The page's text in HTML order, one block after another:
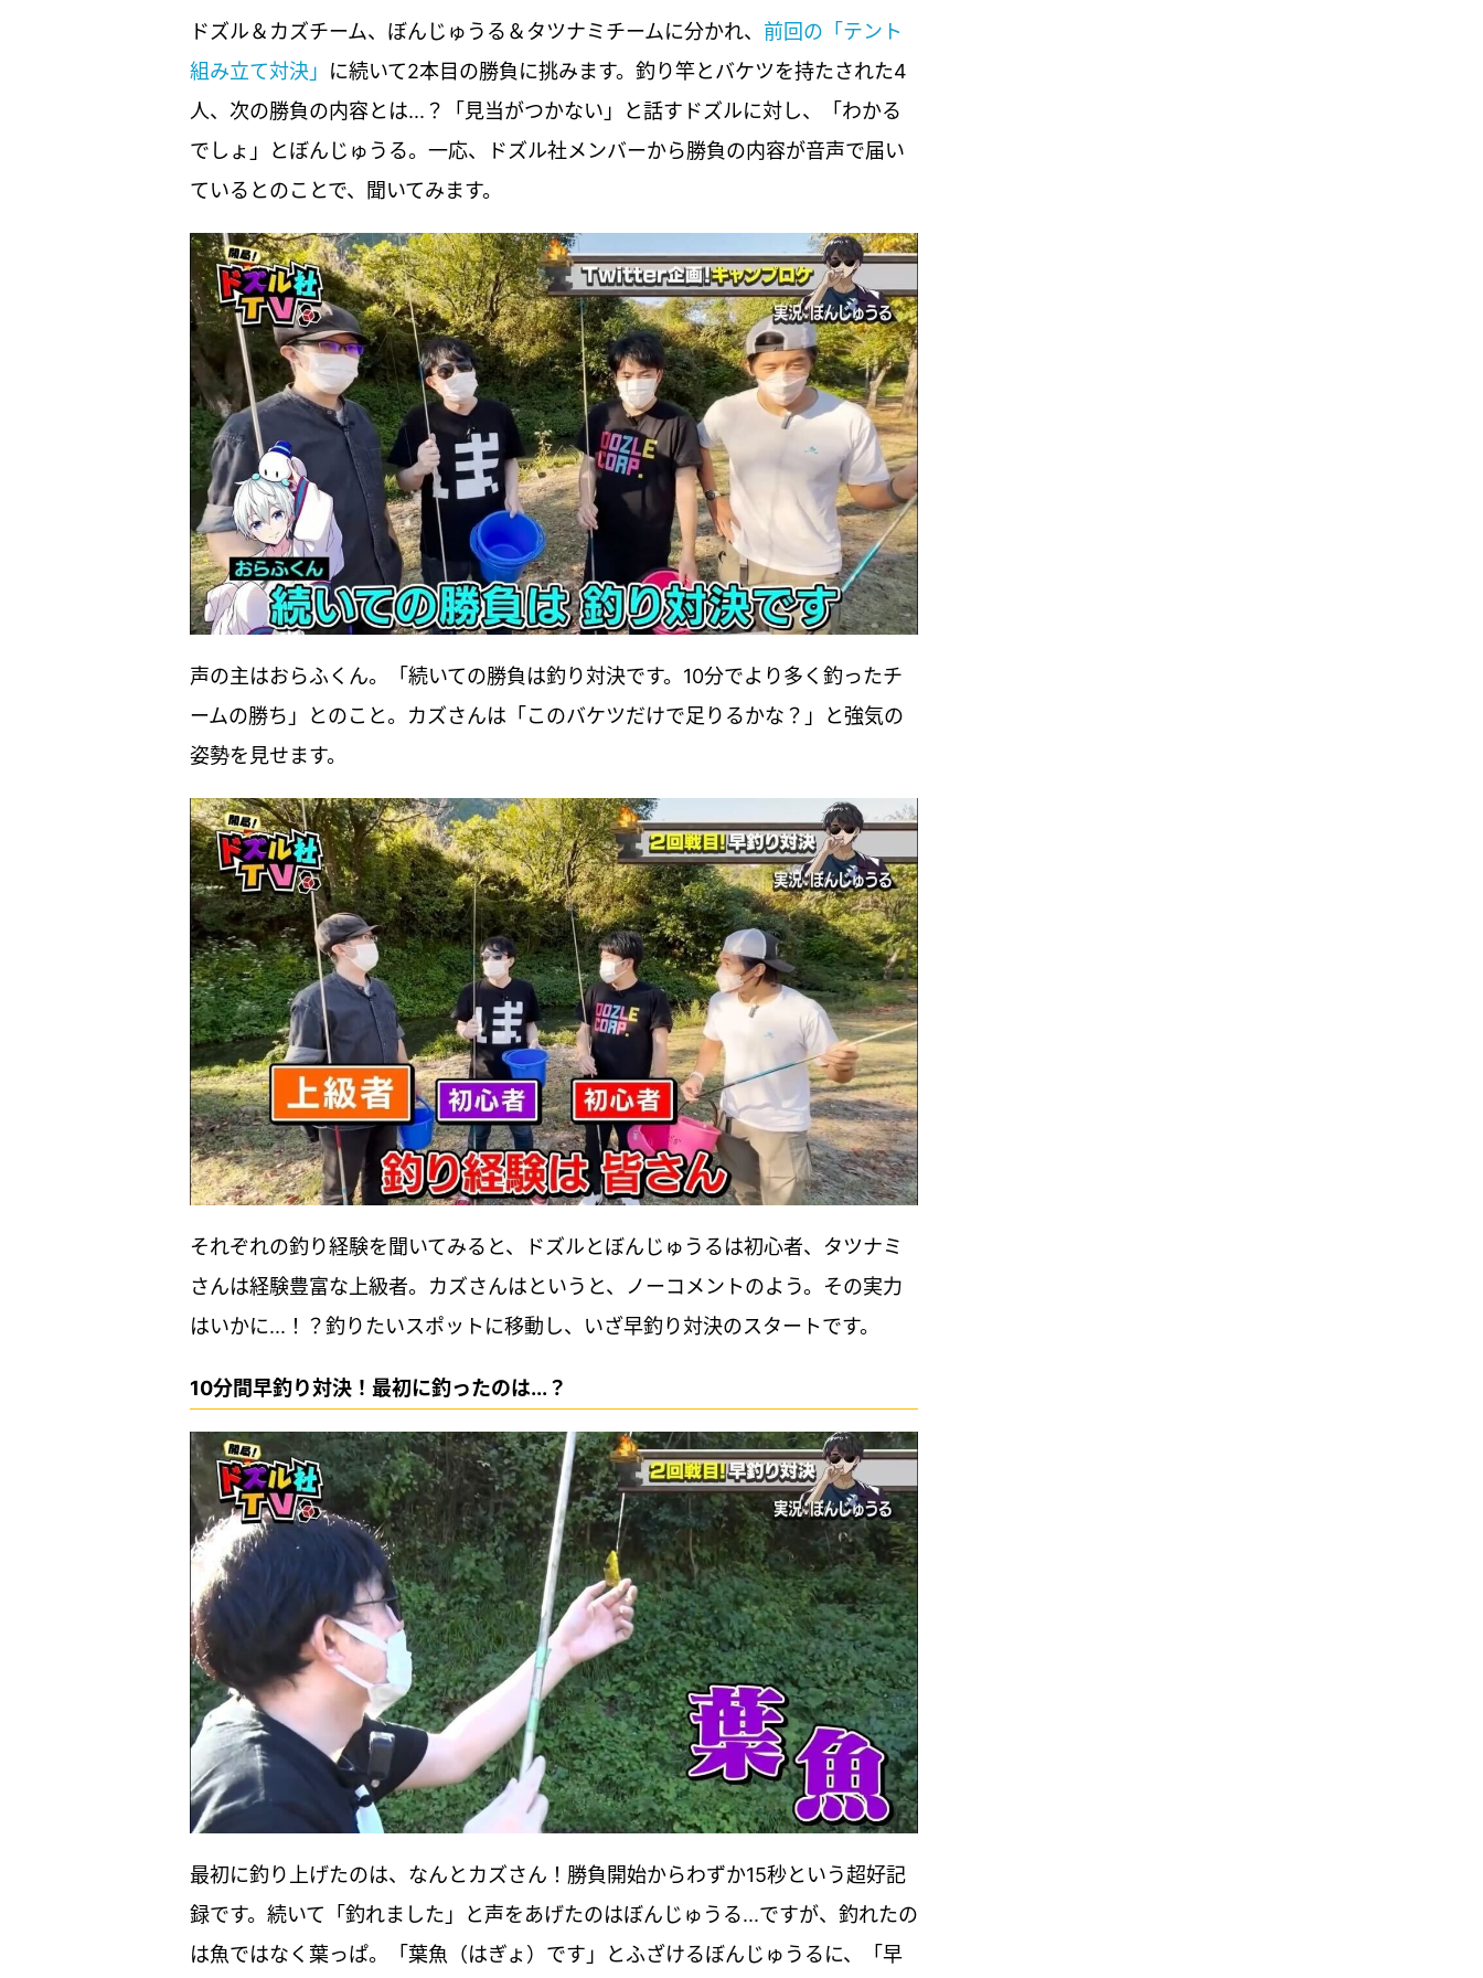
ドズル＆カズチーム、ぼんじゅうる＆タツナミチームに分かれ、 前回の「テント
組み立て対決」 に続いて2本目の勝負に挑みます。釣り竿とバケツを持たされた4
人、次の勝負の内容とは...？「見当がつかない」と話すドズルに対し、「わかる
でしょ」とぼんじゅうる。一応、ドズル社メンバーから勝負の内容が音声で届い
ているとのことで、聞いてみます。
声の主はおらふくん。「続いての勝負は釣り対決です。10分でより多く釣ったチ
ームの勝ち」とのこと。カズさんは「このバケツだけで足りるかな？」と強気の
姿勢を見せます。
それぞれの釣り経験を聞いてみると、ドズルとぼんじゅうるは初心者、タツナミ
さんは経験豊富な上級者。カズさんはというと、ノーコメントのよう。その実力
はいかに...！？釣りたいスポットに移動し、いざ早釣り対決のスタートです。
10分間早釣り対決！最初に釣ったのは...？
最初に釣り上げたのは、なんとカズさん！勝負開始からわずか15秒という超好記
録です。続いて「釣れました」と声をあげたのはぼんじゅうる...ですが、釣れたの
は魚ではなく葉っぱ。「葉魚（はぎょ）です」とふざけるぼんじゅうるに、「早